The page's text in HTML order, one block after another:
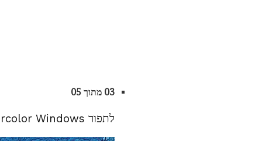
03 מתוך 05
לתפור Watercolor Windows עבור תבנית השמיכה החתול